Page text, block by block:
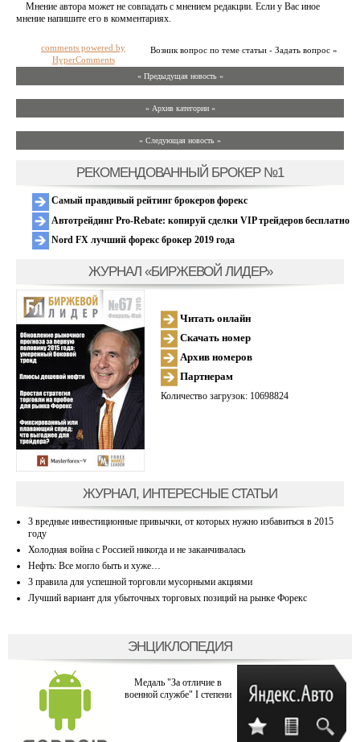
Мнение автора может не совпадать с мнением редакции. Если у Вас иное
мнение напишите его в комментариях.
Возник вопрос по теме статьи - Задать вопрос »
comments powered by
HyperComments
« Предыдущая новость «
» Архив категории «
» Следующая новость »
РЕКОМЕНДОВАННЫЙ БРОКЕР №1
Самый правдивый рейтинг брокеров форекс
Автотрейдинг Pro-Rebate: копируй сделки VIP трейдеров бесплатно
Nord FX лучший форекс брокер 2019 года
ЖУРНАЛ «БИРЖЕВОЙ ЛИДЕР»
Читать онлайн
Скачать номер
Архив номеров
Партнерам
Количество загрузок: 10698824
ЖУРНАЛ, ИНТЕРЕСНЫЕ СТАТЬИ
3 вредные инвестиционные привычки, от которых нужно избавиться в 2015
году
Холодная война с Россией никогда и не заканчивалась
Нефть: Все могло быть и хуже…
3 правила для успешной торговли мусорными акциями
Лучший вариант для убыточных торговых позиций на рынке Форекс
ЭНЦИКЛОПЕДИЯ
Медаль "За отличие в
военной службе" I степени